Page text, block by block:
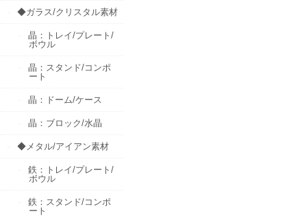
◆ガラス/クリスタル素材
晶：トレイ/プレート/
ボウル
晶：スタンド/コンポ
ート
晶：ドーム/ケース
晶：ブロック/水晶
◆メタル/アイアン素材
鉄：トレイ/プレート/
ボウル
鉄：スタンド/コンポ
ート